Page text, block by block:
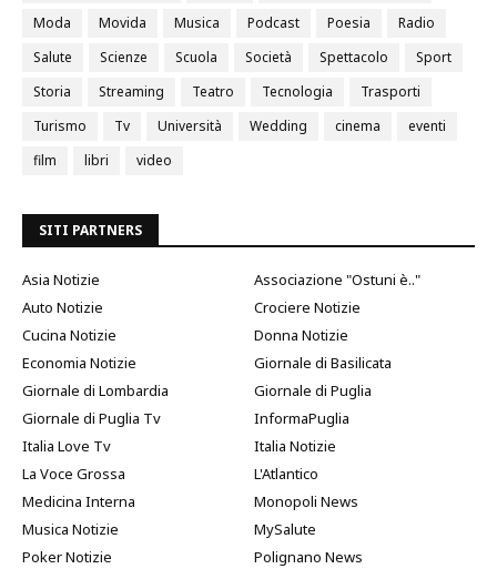
Moda
Movida Musica Podcast Poesia
Radio
Salute
Scienze Scuola Società Spettacolo
Sport
Storia
Streaming Teatro Tecnologia
Trasporti
Turismo
Tv Università Wedding cinema
eventi
film
libri video
SITI PARTNERS
Asia Notizie
Associazione "Ostuni è.."
Auto Notizie
Crociere Notizie
Cucina Notizie
Donna Notizie
Economia Notizie
Giornale di Basilicata
Giornale di Lombardia
Giornale di Puglia
Giornale di Puglia Tv
InformaPuglia
Italia Love Tv
Italia Notizie
La Voce Grossa
L'Atlantico
Medicina Interna
Monopoli News
Musica Notizie
MySalute
Poker Notizie
Polignano News